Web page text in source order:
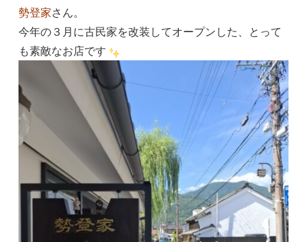
勢登家さん。
今年の３月に古民家を改装してオープンした、とって
も素敵なお店です